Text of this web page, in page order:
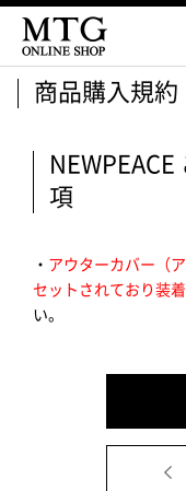
商品購入規約
項
・ アウターカバー（
セットされており装
い。